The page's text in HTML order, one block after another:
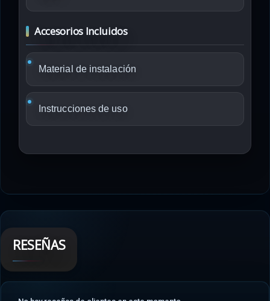
Accesorios Incluidos
Material de instalación
Instrucciones de uso
RESEÑAS